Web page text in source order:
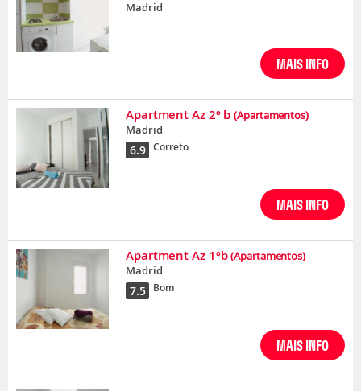
Madrid
MAIS INFO
Apartment Az 2º b (Apartamentos)
Madrid
6.9 Correto
MAIS INFO
Apartment Az 1ºb (Apartamentos)
Madrid
7.5 Bom
MAIS INFO